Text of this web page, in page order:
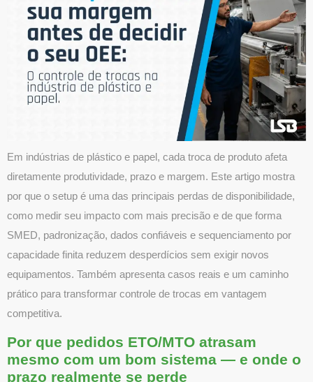
Em indústrias de plástico e papel, cada troca de produto afeta
diretamente produtividade, prazo e margem. Este artigo mostra
por que o setup é uma das principais perdas de disponibilidade,
como medir seu impacto com mais precisão e de que forma
SMED, padronização, dados confiáveis e sequenciamento por
capacidade finita reduzem desperdícios sem exigir novos
equipamentos. Também apresenta casos reais e um caminho
prático para transformar controle de trocas em vantagem
competitiva.
Por que pedidos ETO/MTO atrasam
mesmo com um bom sistema — e onde o
prazo realmente se perde